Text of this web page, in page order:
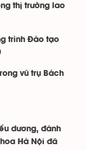
thị trường lao
trình Đào tạo
vũ trụ Bách
dương, đánh
Hà Nội đã